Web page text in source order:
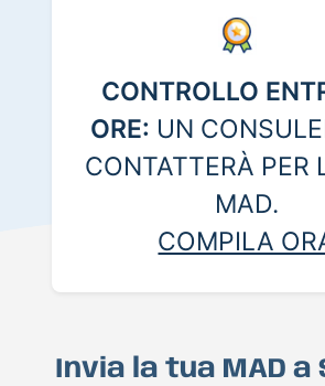
CONTROLLO
ORE: UN
CONTATTERÀ PER
MAD.
COMPILA
Invia la tua MAD a